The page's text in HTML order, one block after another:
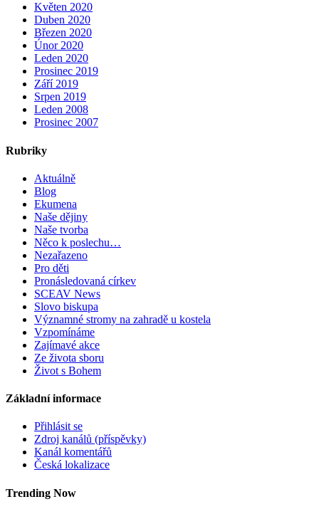
Květen 2020
Duben 2020
Březen 2020
Únor 2020
Leden 2020
Prosinec 2019
Září 2019
Srpen 2019
Leden 2008
Prosinec 2007
Rubriky
Aktuálně
Blog
Ekumena
Naše dějiny
Naše tvorba
Něco k poslechu…
Nezařazeno
Pro děti
Pronásledovaná církev
SCEAV News
Slovo biskupa
Významné stromy na zahradě u kostela
Vzpomínáme
Zajímavé akce
Ze života sboru
Život s Bohem
Základní informace
Přihlásit se
Zdroj kanálů (příspěvky)
Kanál komentářů
Česká lokalizace
Trending Now